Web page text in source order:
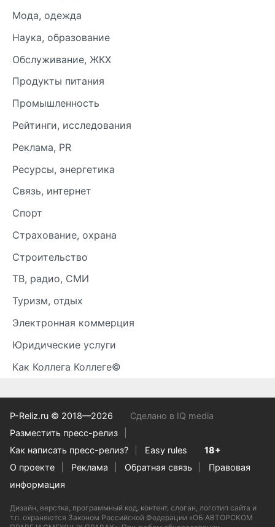
Мода, одежда
Наука, образование
Обслуживание, ЖКХ
Продукты питания
Промышленность
Рейтинги, исследования
Реклама, PR
Ресурсы, энергетика
Связь, интернет
Спорт
Страхование, охрана
Строительство
ТВ, радио, СМИ
Туризм, отдых
Электронная коммерция
Юридические услуги
Как Коллега Коллеге©
P-Reliz.ru © 2018—2026
Сделано в IQ media
Разместить пресс-релиз
Как написать пресс-релиз?
Easy rules
18+
О проекте
Реклама Обратная связь
Правовая
информация
Дизайн, верстка, программный код, контент, слоган, логотип сайта и
т.п. охраняются Законом Российской Федерации «ОБ АВТОРСКОМ